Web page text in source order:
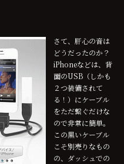
さて、肝心の音は
どうだったのか？
iPhoneなどは、背
面のUSB（しかも
２つ装備されて
る！）にケーブル
をただ繋ぐだけな
ので非常に簡単。
この黒いケーブル
こそ別売りなもの
の、ダッシュでの